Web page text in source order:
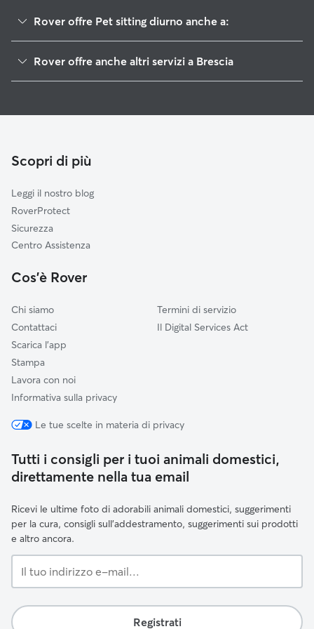
Rover offre Pet sitting diurno anche a:
Mantova
Lecco
Monza e Brianza
Milano
Sondrio
Como
Rover offre anche altri servizi a Brescia
Passeggiata Cani a Brescia
Scopri di più
Leggi il nostro blog
RoverProtect
Sicurezza
Centro Assistenza
Cos'è Rover
Chi siamo
Contattaci
Scarica l'app
Stampa
Lavora con noi
Informativa sulla privacy
Termini di servizio
Il Digital Services Act
Le tue scelte in materia di privacy
Tutti i consigli per i tuoi animali domestici,
direttamente nella tua email
Ricevi le ultime foto di adorabili animali domestici, suggerimenti
per la cura, consigli sull'addestramento, suggerimenti sui prodotti
e altro ancora.
tuo
e-
Registrati